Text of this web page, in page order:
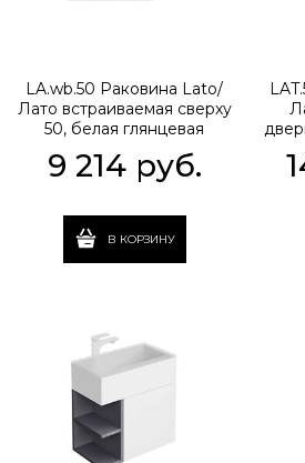
LA.wb.50 Раковина Lato/
Лато встраиваемая сверху
50, белая глянцевая
9 214 руб.
В КОРЗИНУ